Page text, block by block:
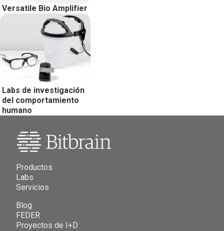
Versatile Bio Amplifier
Labs de investigación
del comportamiento
humano
Productos
Labs
Servicios
Blog
FEDER
Proyectos de I+D